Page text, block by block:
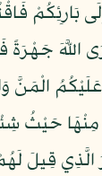
بَارِئِكُمْ
الْغَمَامَ
الْقَرْيَةَ
ظَلَمُواْ